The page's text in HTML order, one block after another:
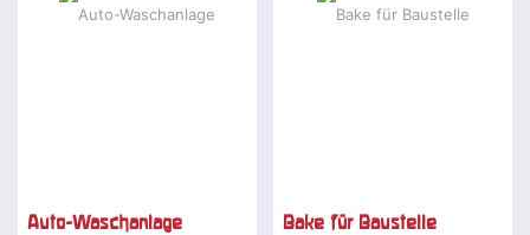
Auto-Waschanlage Bake für Baustelle